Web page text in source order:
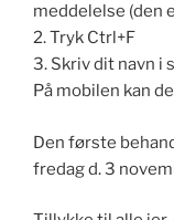
meddelelse (den
2. Tryk Ctrl+F
3. Skriv dit navn i
På mobilen kan
Den første
fredag d. 3